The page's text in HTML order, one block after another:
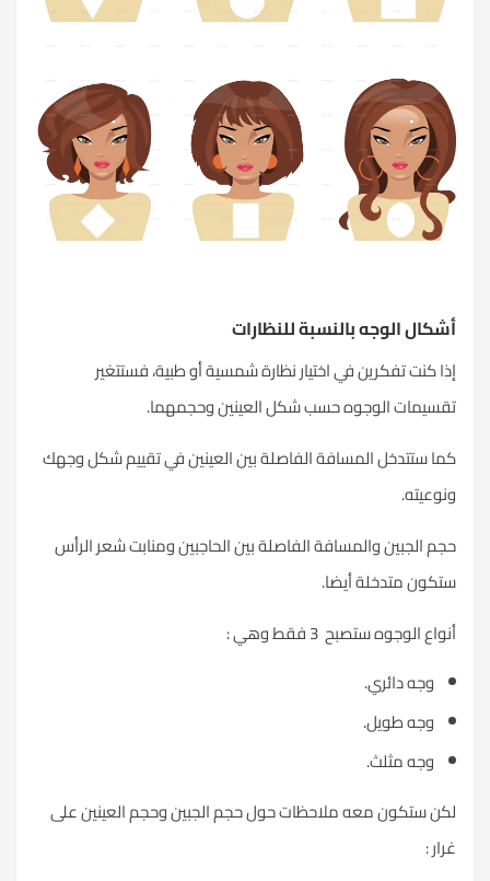
أشكال الوجه بالنسبة للنظارات
إذا كنت تفكرين في اختيار نظارة شمسية أو طبية، فستتغير
تقسيمات الوجوه حسب شكل العينين وحجمهما.
كما ستتدخل المسافة الفاصلة بين العينين في تقييم شكل وجهك
ونوعيته.
حجم الجبين والمسافة الفاصلة بين الحاجبين ومنابت شعر الرأس
ستكون متدخلة أيضا.
أنواع الوجوه ستصبح 3 فقط وهي :
وجه دائري.
وجه طويل.
وجه مثلث.
لكن ستكون معه ملاحظات حول حجم الجبين وحجم العينين على
غرار :